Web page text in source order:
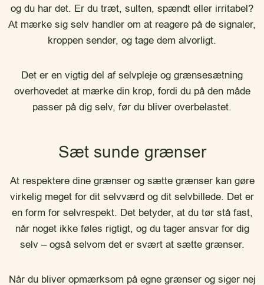
og du har det. Er du træt, sulten, spændt eller irritabel?
At mærke sig selv handler om at reagere på de signaler,
kroppen sender, og tage dem alvorligt.
Det er en vigtig del af selvpleje og grænsesætning
overhovedet at mærke din krop, fordi du på den måde
passer på dig selv, før du bliver overbelastet.
Sæt sunde grænser
At respektere dine grænser og sætte grænser kan gøre
virkelig meget for dit selvværd og dit selvbillede. Det er
en form for selvrespekt. Det betyder, at du tør stå fast,
når noget ikke føles rigtigt, og du tager ansvar for dig
selv – også selvom det er svært at sætte grænser.
Når du bliver opmærksom på egne grænser og siger nej